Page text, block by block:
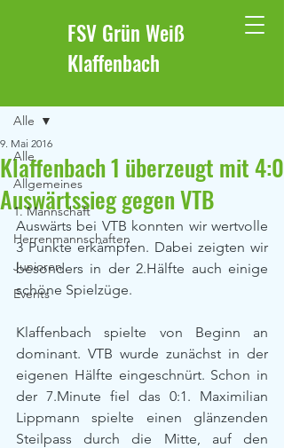
FSV Grün Weiß
Klaffenbach
Alle
Allgemeines
1. Mannschaft
Herrenmannschaften
Junioren
Events
Alle
Klaffenbach 1 überzeugt mit 4:0
Auswärtssieg gegen VTB
9. Mai 2016
Auswärts bei VTB konnten wir wertvolle
3 Punkte erkämpfen. Dabei zeigten wir
besonders in der 2.Hälfte auch einige
schöne Spielzüge.
Klaffenbach spielte von Beginn an
dominant. VTB wurde zunächst in der
eigenen Hälfte eingeschnürt. Schon in
der 7.Minute fiel das 0:1. Maximilian
Lippmann spielte einen glänzenden
Steilpass durch die Mitte, auf den